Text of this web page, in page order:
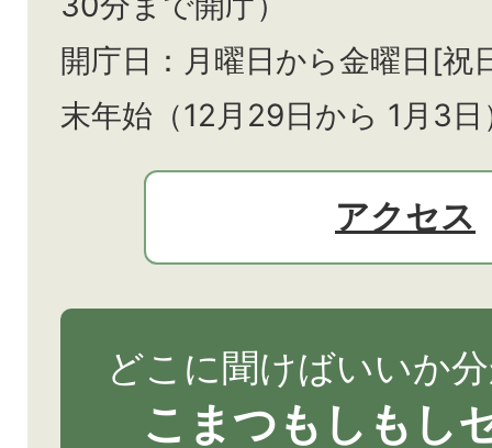
開庁日：月曜日から金曜日[祝
末年始（12月29日から 1月3
アクセス
どこに聞けばいいか
こまつもしもし